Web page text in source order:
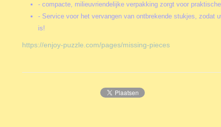
- compacte, milieuvriendelijke verpakking zorgt voor
- Service voor het vervangen van ontbrekende stukjes, zodat
is!
https://enjoy-puzzle.com/pages/missing-pieces